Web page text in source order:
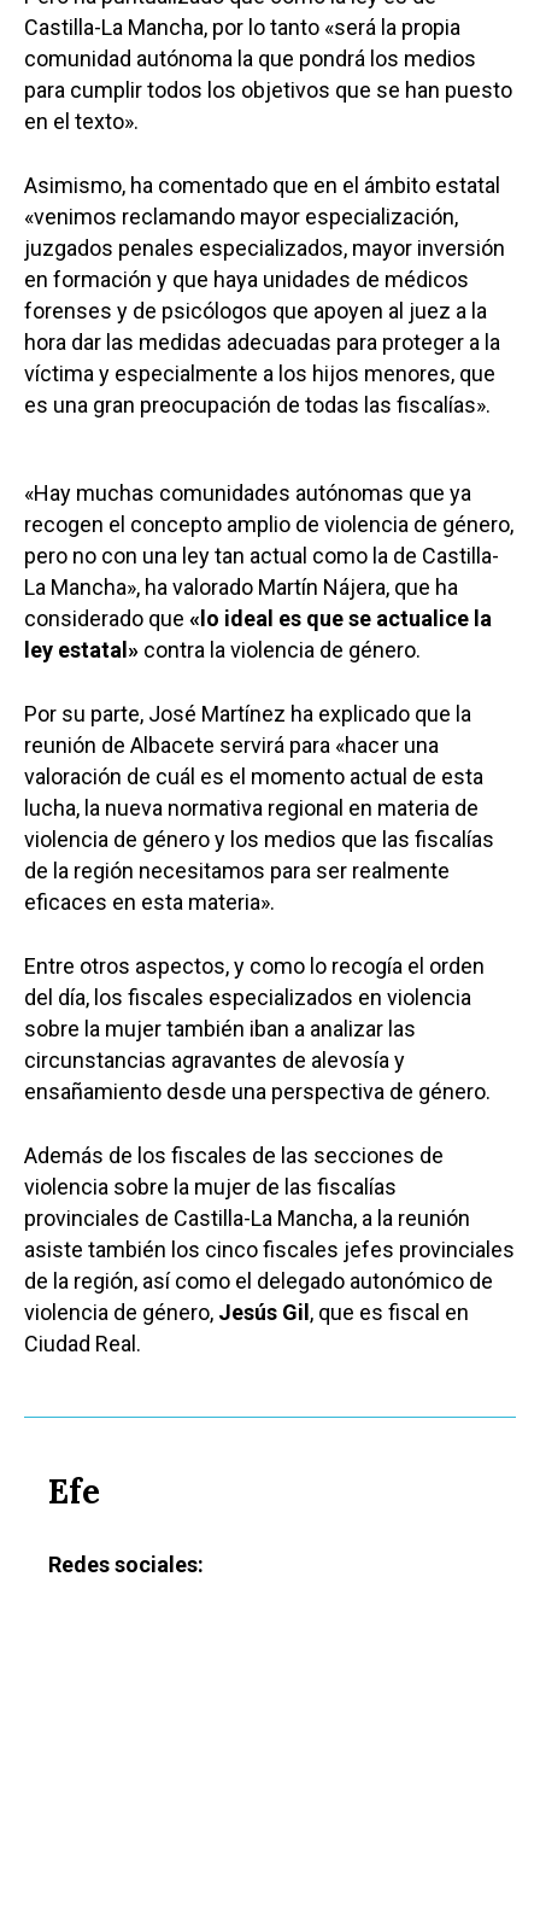
Castilla-La Mancha, por lo tanto «será la propia
comunidad autónoma la que pondrá los medios
para cumplir todos los objetivos que se han puesto
en el texto».
Asimismo, ha comentado que en el ámbito estatal
«venimos reclamando mayor especialización,
juzgados penales especializados, mayor inversión
en formación y que haya unidades de médicos
forenses y de psicólogos que apoyen al juez a la
hora dar las medidas adecuadas para proteger a la
víctima y especialmente a los hijos menores, que
es una gran preocupación de todas las fiscalías».
«Hay muchas comunidades autónomas que ya
recogen el concepto amplio de violencia de género,
pero no con una ley tan actual como la de Castilla-
La Mancha», ha valorado Martín Nájera, que ha
considerado que «lo ideal es que se actualice la
ley estatal» contra la violencia de género.
Por su parte, José Martínez ha explicado que la
reunión de Albacete servirá para «hacer una
valoración de cuál es el momento actual de esta
lucha, la nueva normativa regional en materia de
violencia de género y los medios que las fiscalías
de la región necesitamos para ser realmente
eficaces en esta materia».
Entre otros aspectos, y como lo recogía el orden
del día, los fiscales especializados en violencia
sobre la mujer también iban a analizar las
circunstancias agravantes de alevosía y
ensañamiento desde una perspectiva de género.
Además de los fiscales de las secciones de
violencia sobre la mujer de las fiscalías
provinciales de Castilla-La Mancha, a la reunión
asiste también los cinco fiscales jefes provinciales
de la región, así como el delegado autonómico de
violencia de género, Jesús Gil, que es fiscal en
Ciudad Real.
Efe
Redes sociales: